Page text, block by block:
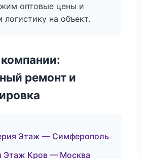
оптовые цены и
логистику на объект.
ремонт и
Этаж — Симферополь
Этаж Кров — Москва